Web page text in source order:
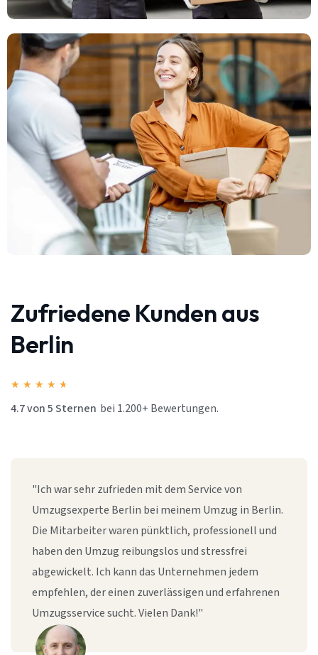
Zufriedene Kunden aus
Berlin
★ ★ ★ ★ ★
4.7 von 5 Sternen bei 1.200+ Bewertungen.
"Ich war sehr zufrieden mit dem Service von
Umzugsexperte Berlin bei meinem Umzug in Berlin.
Die Mitarbeiter waren pünktlich, professionell und
haben den Umzug reibungslos und stressfrei
abgewickelt. Ich kann das Unternehmen jedem
empfehlen, der einen zuverlässigen und erfahrenen
Umzugsservice sucht. Vielen Dank!"